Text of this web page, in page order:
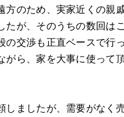
方のため、実家近くの親
が、そのうちの数回は
の交渉も正直ベースで行
ら、家を大事に使って
しましたが、需要がなく